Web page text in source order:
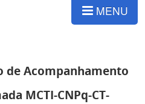
MENU
de Acompanhamento
MCTI-CNPq-CT-